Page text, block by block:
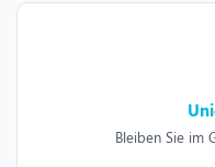
Bleiben Sie im